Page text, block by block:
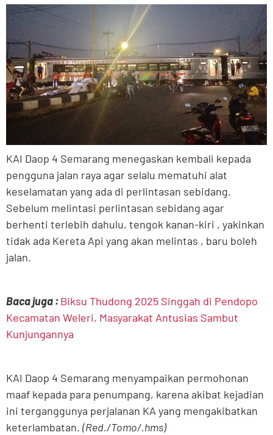
KAI Daop 4 Semarang menegaskan kembali kepada
pengguna jalan raya agar selalu mematuhi alat
keselamatan yang ada di perlintasan sebidang.
Sebelum melintasi perlintasan sebidang agar
berhenti terlebih dahulu, tengok kanan-kiri , yakinkan
tidak ada Kereta Api yang akan melintas , baru boleh
jalan.
Baca juga : Biksu Thudong 2025 Singgah di Pendopo
Kecamatan Weleri, Masyarakat Antusias Sambut
Kunjungannya
KAI Daop 4 Semarang menyampaikan permohonan
maaf kepada para penumpang, karena akibat kejadian
ini terganggunya perjalanan KA yang mengakibatkan
keterlambatan. (Red./Tomo/.hms)